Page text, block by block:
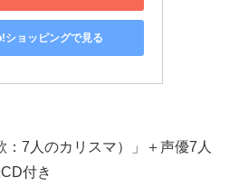
ショッピングで見る
7人のカリスマ）」＋声優7人
付き